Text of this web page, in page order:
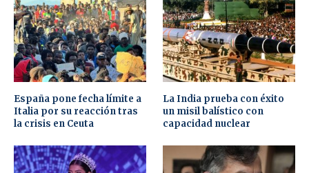
España pone fecha límite a
Italia por su reacción tras
la crisis en Ceuta
La India prueba con éxito
un misil balístico con
capacidad nuclear